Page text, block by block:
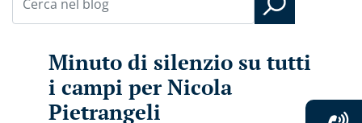
Minuto di silenzio su tutti
i campi per Nicola
Pietrangeli